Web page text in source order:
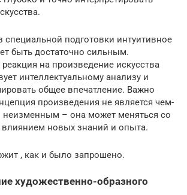
специальной подготовки интуитивное
быть достаточно сильным.
на произведение искусства
интеллектуальному анализу и
общее впечатление. Важно
произведения не является чем-
– она может меняться со
новых знаний и опыта.
, как и было запрошено.
художественно-образного